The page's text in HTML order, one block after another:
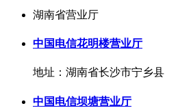
湖南省营业厅
中国电信花明楼营业厅
地址：湖南省长沙市宁乡县
中国电信坝塘营业厅